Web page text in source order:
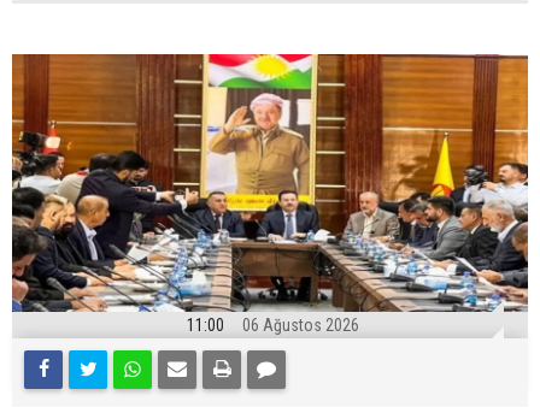
11:00 06 Ağustos 2026